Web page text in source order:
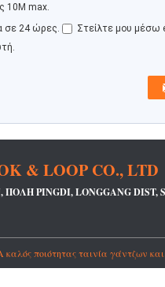
10M max.
σε 24 ώρες.
Στείλτε μου μέσω
& LOOP CO., LTD
PINGDI, LONGGANG DIST,
καλός ποιότητας ταινία γάντζων